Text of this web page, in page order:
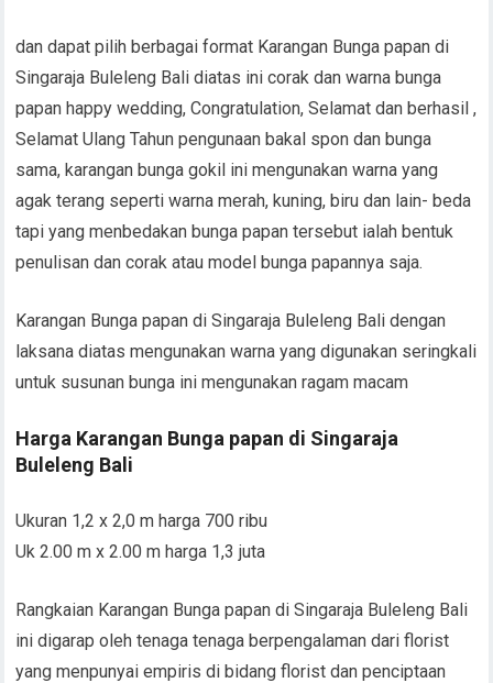
dan dapat pilih berbagai format Karangan Bunga papan di
Singaraja Buleleng Bali diatas ini corak dan warna bunga
papan happy wedding, Congratulation, Selamat dan berhasil ,
Selamat Ulang Tahun pengunaan bakal spon dan bunga
sama, karangan bunga gokil ini mengunakan warna yang
agak terang seperti warna merah, kuning, biru dan lain- beda
tapi yang menbedakan bunga papan tersebut ialah bentuk
penulisan dan corak atau model bunga papannya saja.
Karangan Bunga papan di Singaraja Buleleng Bali dengan
laksana diatas mengunakan warna yang digunakan seringkali
untuk susunan bunga ini mengunakan ragam macam
Harga Karangan Bunga papan di Singaraja
Buleleng Bali
Ukuran 1,2 x 2,0 m harga 700 ribu
Uk 2.00 m x 2.00 m harga 1,3 juta
Rangkaian Karangan Bunga papan di Singaraja Buleleng Bali
ini digarap oleh tenaga tenaga berpengalaman dari florist
yang menpunyai empiris di bidang florist dan penciptaan